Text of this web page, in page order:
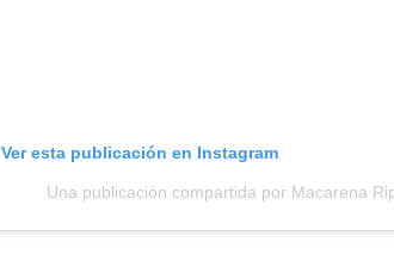
Ver esta publicación en Instagram
Una publicación compartida por Macarena